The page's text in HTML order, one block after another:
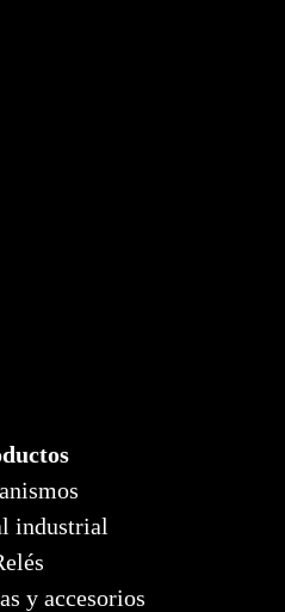
industrial
y accesorios